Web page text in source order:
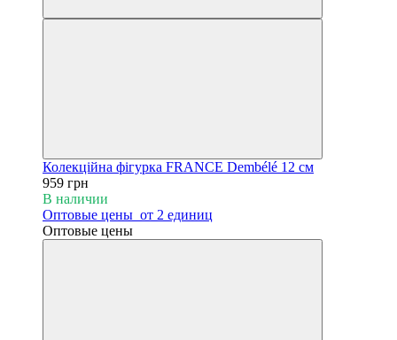
Колекційна фігурка FRANCE Dembélé 12 см
959 грн
В наличии
Оптовые цены от 2 единиц
Оптовые цены